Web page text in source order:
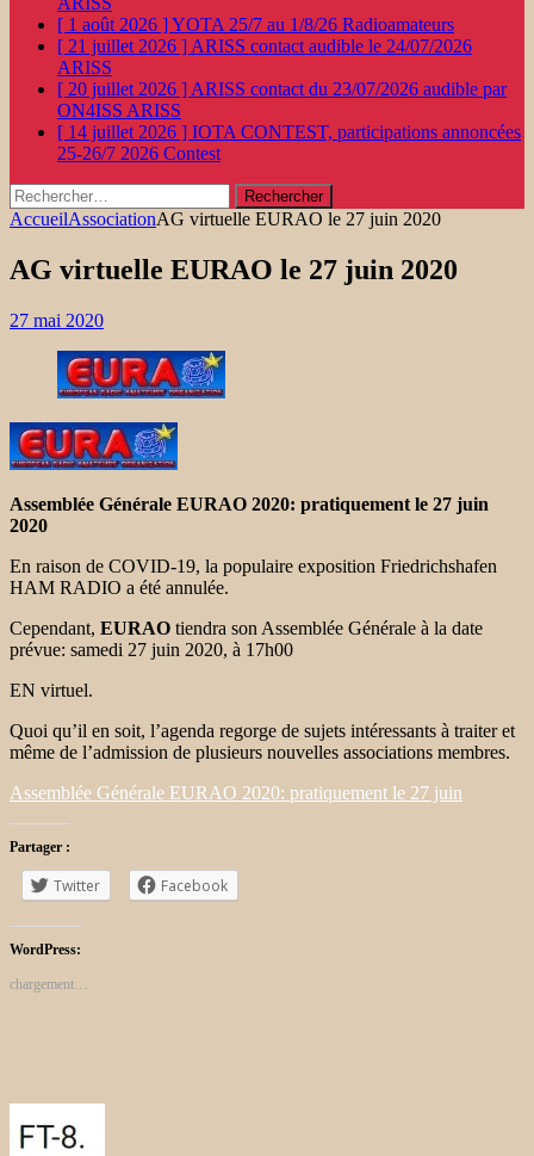
[ 1 août 2026 ]YOTA 25/7 au 1/8/26 Radioamateurs
[ 21 juillet 2026 ] ARISS contact audible le 24/07/2026
ARISS
[ 20 juillet 2026 ] ARISS contact du 23/07/2026 audible par
ON4ISS ARISS
[ 14 juillet 2026 ] IOTA CONTEST, participations annoncées
25-26/7 2026 Contest
Rechercher :
AccueilAssociationAG virtuelle EURAO le 27 juin 2020
AG virtuelle EURAO le 27 juin 2020
27 mai 2020
Assemblée Générale EURAO 2020: pratiquement le 27 juin
2020
En raison de COVID-19, la populaire exposition Friedrichshafen
HAM RADIO a été annulée.
Cependant, EURAO tiendra son Assemblée Générale à la date
prévue: samedi 27 juin 2020, à 17h00
EN virtuel.
Quoi qu’il en soit, l’agenda regorge de sujets intéressants à traiter et
même de l’admission de plusieurs nouvelles associations membres.
Assemblée Générale EURAO 2020: pratiquement le 27 juin
Partager :
Twitter Facebook
WordPress:
chargement…